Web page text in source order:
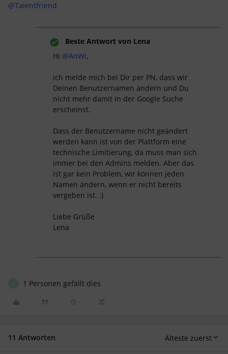
@Talentfriend
Beste Antwort von Lena
Hi @AnWi,
ich melde mich bei Dir per PN, dass wir
Deinen Benutzernamen ändern und Du
nicht mehr damit in der Google Suche
erscheinst.
Dass der Benutzername nicht geändert
werden kann ist von der Plattform eine
technische Limitierung, da muss man sich
immer bei den Admins melden. Aber das
ist gar kein Problem, wir können jeden
Namen ändern, wenn er nicht bereits
vergeben ist. :)
Liebe Grüße
Lena
1 Personen gefällt dies
11 Antworten Älteste zuerst